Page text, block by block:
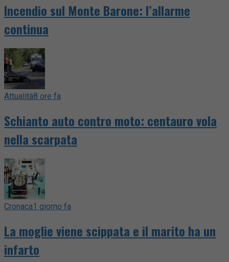
Incendio sul Monte Barone: l’allarme
continua
Attualità8 ore fa
Schianto auto contro moto: centauro vola
nella scarpata
Cronaca1 giorno fa
La moglie viene scippata e il marito ha un
infarto